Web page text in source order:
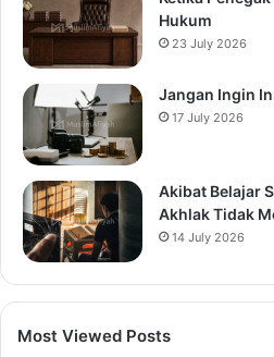
Hukum
23 July 2026
Jangan Ingin
17 July 2026
Akibat Belajar
Akhlak Tidak
14 July 2026
Most Viewed Posts